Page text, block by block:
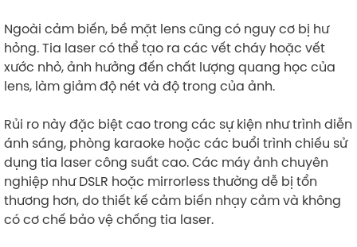
Ngoài cảm biến, bề mặt lens cũng có nguy cơ bị hư
hỏng. Tia laser có thể tạo ra các vết cháy hoặc vết
xước nhỏ, ảnh hưởng đến chất lượng quang học của
lens, làm giảm độ nét và độ trong của ảnh.
Rủi ro này đặc biệt cao trong các sự kiện như trình diễn
ánh sáng, phòng karaoke hoặc các buổi trình chiếu sử
dụng tia laser công suất cao. Các máy ảnh chuyên
nghiệp như DSLR hoặc mirrorless thường dễ bị tổn
thương hơn, do thiết kế cảm biến nhạy cảm và không
có cơ chế bảo vệ chống tia laser.